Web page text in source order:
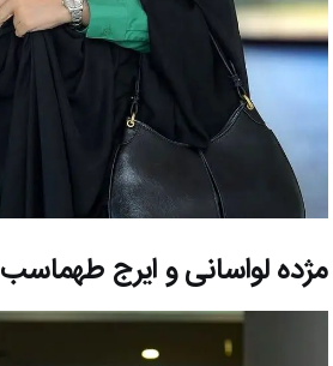
مژده لواسانی و ایرج طهماسب